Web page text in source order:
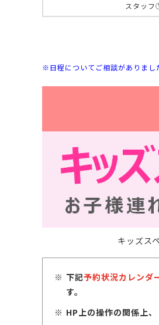
スタッ
※日程についてご相談がありまし
キッズス
下記予約状況カレンダ
す。
HP上の操作の関係上、